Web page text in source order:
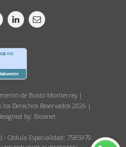
de Busto Monterrey |
Derechos Reservados 2026 |
by: Bioxnet
Cédula Especialidad: 7585970